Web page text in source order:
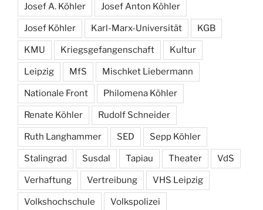
Josef A. Köhler Josef Anton Köhler
Josef Köhler Karl-Marx-Universität KGB
KMU Kriegsgefangenschaft Kultur
Leipzig MfS Mischket Liebermann
Nationale Front Philomena Köhler
Renate Köhler Rudolf Schneider
Ruth Langhammer SED Sepp Köhler
Stalingrad Susdal Tapiau Theater VdS
Verhaftung Vertreibung VHS Leipzig
Volkshochschule Volkspolizei